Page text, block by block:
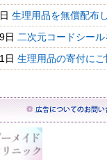
生理用品を無償配布
日 二次元コードシー
日 生理用品の寄付に